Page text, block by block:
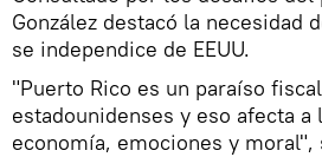
González destacó la necesidad
se independice de EEUU.
"Puerto Rico es un paraíso
estadounidenses y eso afecta a
economía, emociones y moral",